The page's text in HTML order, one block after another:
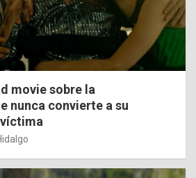
movie sobre la
nunca convierte a su